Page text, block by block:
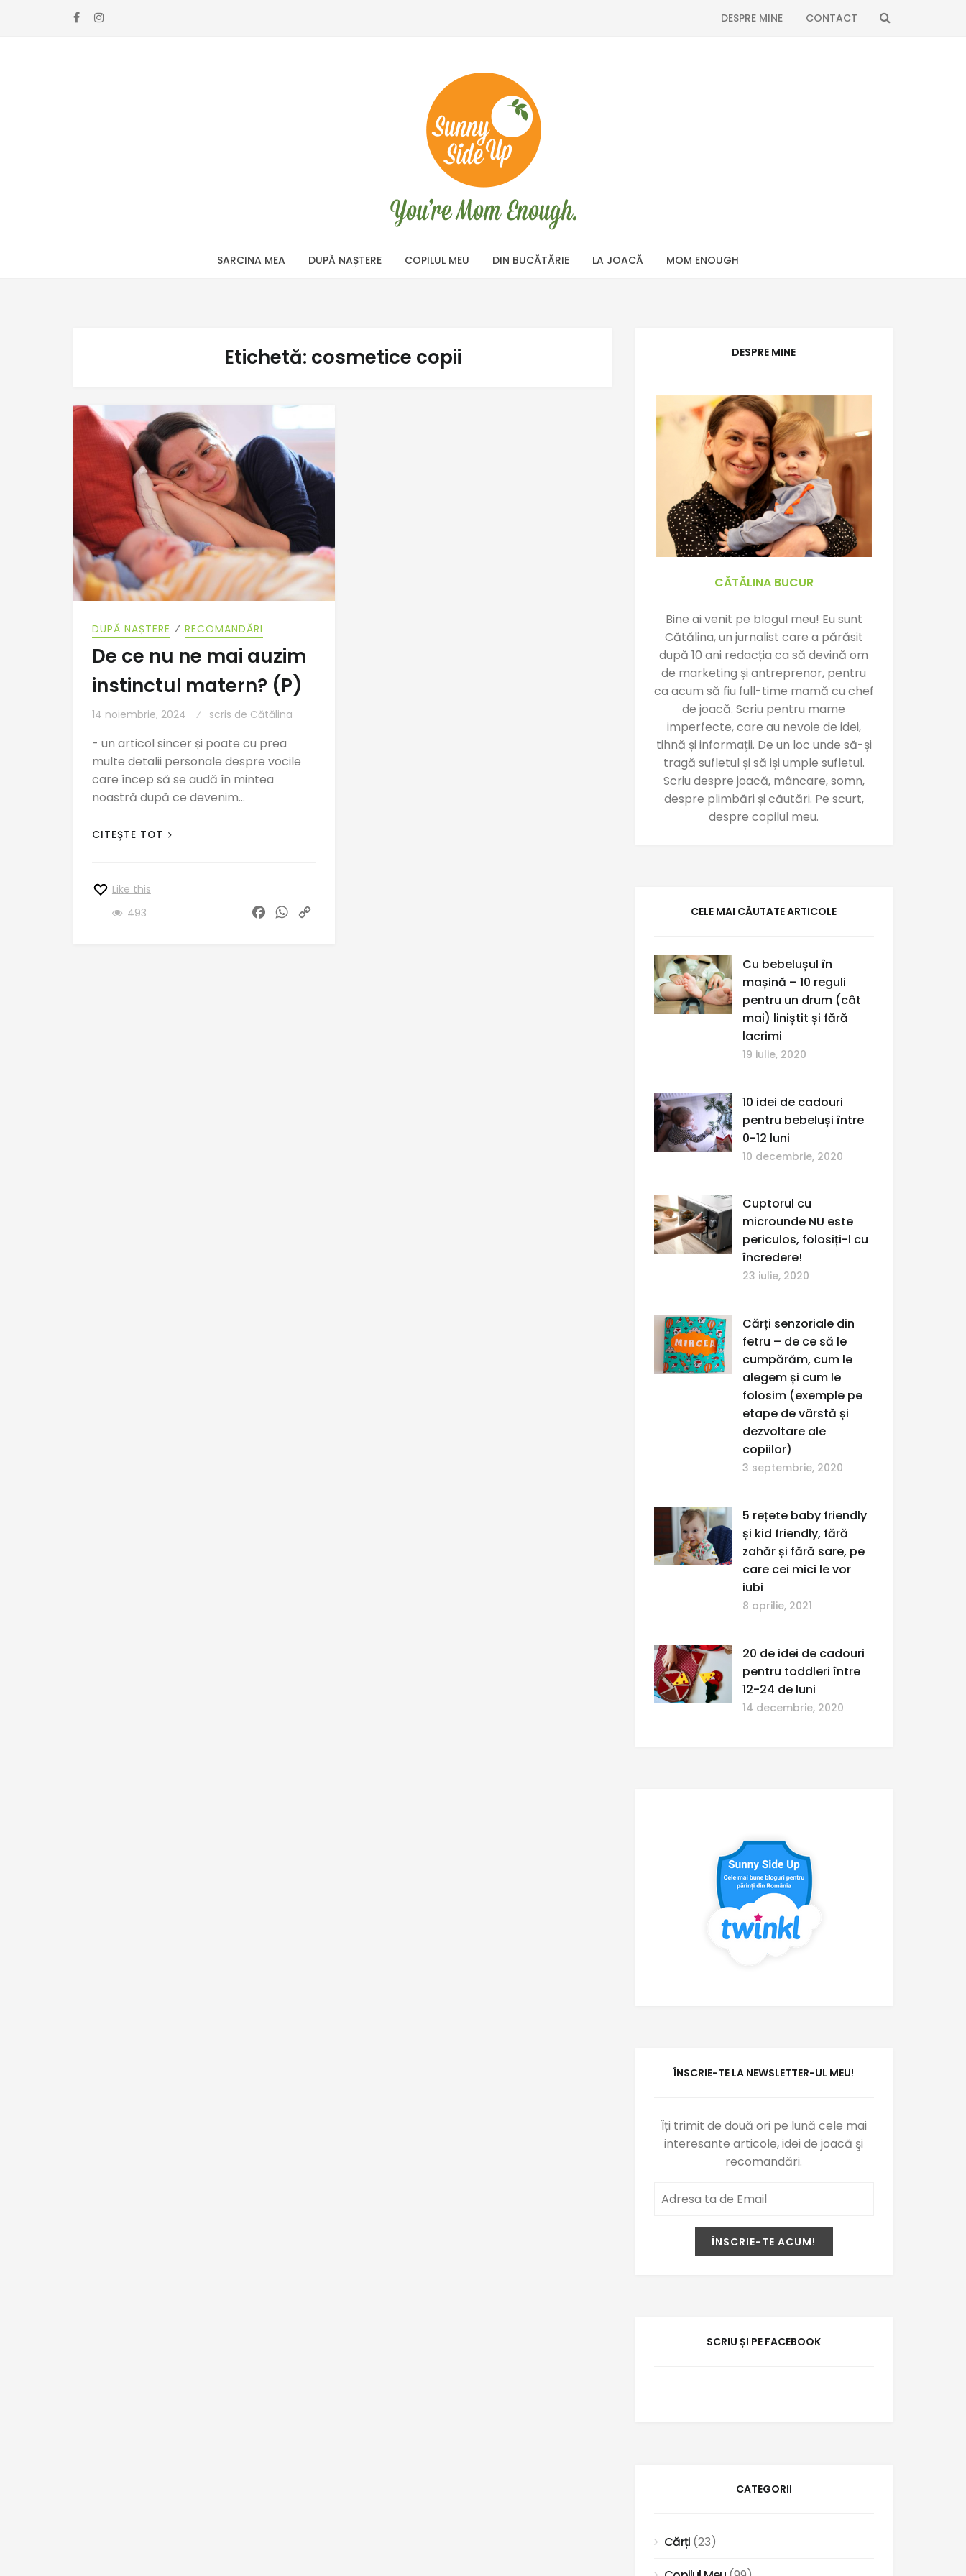
SEARCH
DESPRE MINE CONTACT
SARCINA MEA DUPĂ NAȘTERE COPILUL MEU DIN BUCĂTĂRIE LA JOACĂ MOM ENOUGH
Etichetă: cosmetice copii
DUPĂ NAȘTERE ⁄ RECOMANDĂRI
De ce nu ne mai auzim
instinctul matern? (P)
14 noiembrie, 2024 scris de Cătălina
- un articol sincer și poate cu prea
multe detalii personale despre vocile
care încep să se audă în mintea
noastră după ce devenim…
CITEȘTE TOT
Like this
493
W
DESPRE MINE
CĂTĂLINA BUCUR
Bine ai venit pe blogul meu! Eu sunt
Cătălina, un jurnalist care a părăsit
după 10 ani redacția ca să devină om
de marketing și antreprenor, pentru
ca acum să fiu full-time mamă cu chef
de joacă. Scriu pentru mame
imperfecte, care au nevoie de idei,
tihnă și informații. De un loc unde să-și
tragă sufletul și să iși umple sufletul.
Scriu despre joacă, mâncare, somn,
despre plimbări și căutări. Pe scurt,
despre copilul meu.
CELE MAI CĂUTATE ARTICOLE
Cu bebelușul în
mașină – 10 reguli
pentru un drum (cât
mai) liniștit și fără
lacrimi
19 iulie, 2020
10 idei de cadouri
pentru bebeluși între
0-12 luni
10 decembrie, 2020
Cuptorul cu
microunde NU este
periculos, folosiți-l cu
încredere!
23 iulie, 2020
Cărți senzoriale din
fetru – de ce să le
cumpărăm, cum le
alegem și cum le
folosim (exemple pe
etape de vârstă și
dezvoltare ale
copiilor)
3 septembrie, 2020
5 rețete baby friendly
și kid friendly, fără
zahăr și fără sare, pe
care cei mici le vor
iubi
8 aprilie, 2021
20 de idei de cadouri
pentru toddleri între
12-24 de luni
14 decembrie, 2020
ÎNSCRIE-TE LA NEWSLETTER-UL MEU!
Îți trimit de două ori pe lună cele mai
interesante articole, idei de joacă şi
recomandări.
SCRIU ȘI PE FACEBOOK
CATEGORII
Cărți (23)